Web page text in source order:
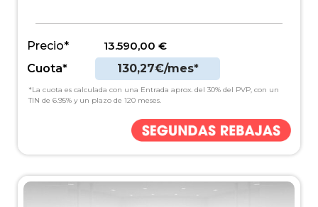
Precio* 13.590,00 €
Cuota*
130,27€/mes*
*La cuota es calculada con una Entrada aprox. del 30% del PVP, con un
TIN de 6.95% y un plazo de 120 meses.